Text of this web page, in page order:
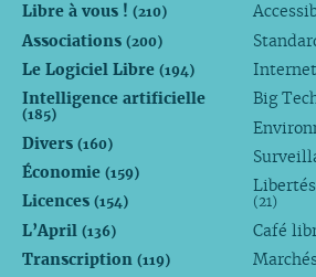
Libre à vous ! (210)
Associations (200)
Le Logiciel Libre (194)
Intelligence artificielle
(185)
Divers (160)
Économie (159)
Licences (154)
L’April (136)
Transcription (119)
Internet
Big
(21)
Café